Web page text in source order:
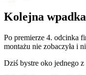
Kolejna
Po premierze 4. odcinka
montażu nie zobaczyła i
Dziś bystre oko jednego